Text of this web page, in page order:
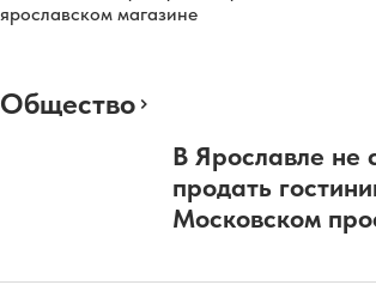
ярославском магазине
Общество
В Ярославле не
продать
Московском